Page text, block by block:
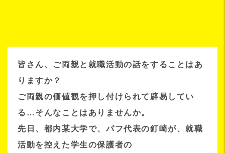
皆さん、ご両親と就職活動の話をすることはあ
りますか？
ご両親の価値観を押し付けられて辟易してい
る…そんなことはありませんか。
先日、都内某大学で、パフ代表の釘崎が、就職
活動を控えた学生の保護者の